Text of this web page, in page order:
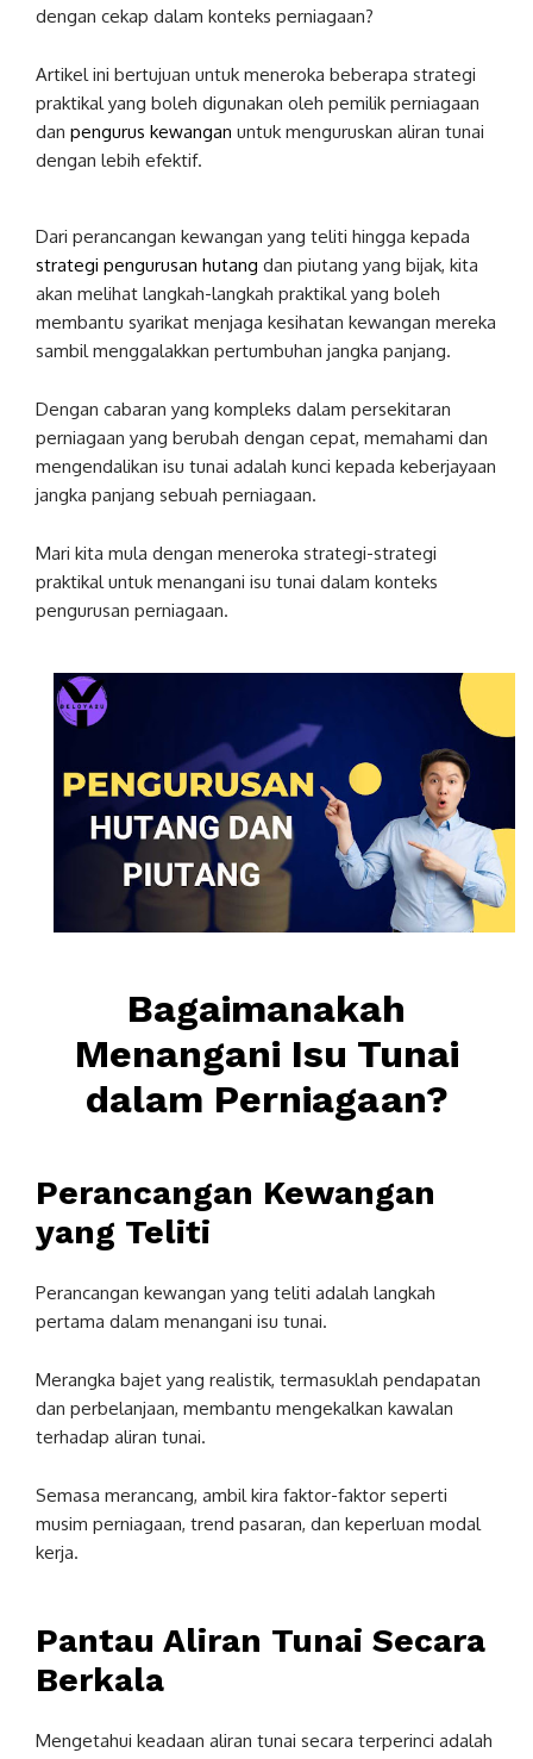
dengan cekap dalam konteks perniagaan?
Artikel ini bertujuan untuk meneroka beberapa strategi
praktikal yang boleh digunakan oleh pemilik perniagaan
dan pengurus kewangan untuk menguruskan aliran tunai
dengan lebih efektif.
Dari perancangan kewangan yang teliti hingga kepada
strategi pengurusan hutang dan piutang yang bijak, kita
akan melihat langkah-langkah praktikal yang boleh
membantu syarikat menjaga kesihatan kewangan mereka
sambil menggalakkan pertumbuhan jangka panjang.
Dengan cabaran yang kompleks dalam persekitaran
perniagaan yang berubah dengan cepat, memahami dan
mengendalikan isu tunai adalah kunci kepada keberjayaan
jangka panjang sebuah perniagaan.
Mari kita mula dengan meneroka strategi-strategi
praktikal untuk menangani isu tunai dalam konteks
pengurusan perniagaan.
Bagaimanakah
Menangani Isu Tunai
dalam Perniagaan?
Perancangan Kewangan
yang Teliti
Perancangan kewangan yang teliti adalah langkah
pertama dalam menangani isu tunai.
Merangka bajet yang realistik, termasuklah pendapatan
dan perbelanjaan, membantu mengekalkan kawalan
terhadap aliran tunai.
Semasa merancang, ambil kira faktor-faktor seperti
musim perniagaan, trend pasaran, dan keperluan modal
kerja.
Pantau Aliran Tunai Secara
Berkala
Mengetahui keadaan aliran tunai secara terperinci adalah